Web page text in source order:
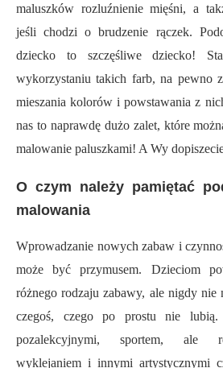
maluszków rozluźnienie mięśni, a
jeśli chodzi o brudzenie rączek.
dziecko to szczęśliwe dziecko!
wykorzystaniu takich farb, na pewno
mieszania kolorów i powstawania z
nas to naprawdę dużo zalet, które
malowanie paluszkami! A Wy
O czym należy pamiętać
malowania
Wprowadzanie nowych zabaw i
może być przymusem. Dzieciom
różnego rodzaju zabawy, ale nigdy nie
czegoś, czego po prostu nie
pozalekcyjnymi, sportem, ale
wyklejaniem i innymi artystycznymi